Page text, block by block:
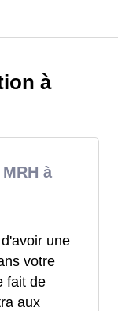
à
à
une
votre
fait de
aux